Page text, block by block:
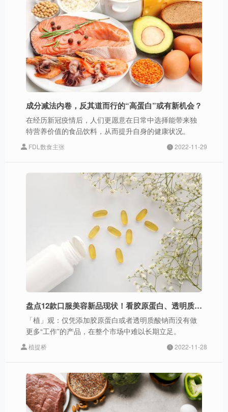
成分减法内卷，反其道而行的“高蛋白”或有新机会？
在经历新冠疫情后，人们更愿意在日常中选择能带来独
特营养价值的食品饮料，从而提升自身的健康状况。
FDL数食主张 2022-11-29
盘点12款口服美容新品现状！看胶原蛋白、透明质酸在饮料中是实火还是虚火？
「植」观：仅凭添加胶原蛋白或者透明质酸钠而没有做
更多“工作”的产品，在整个市场中难以长期立足。
植提桥 2022-11-28